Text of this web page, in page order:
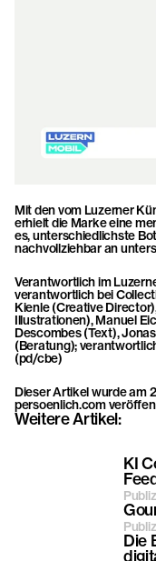
Mit den vom Luzerner
erhielt die Marke eine
es, unterschiedlichste
nachvollziehbar an
Verantwortlich im
verantwortlich bei
Kienle (Creative
Illustrationen), Manuel
Descombes (Text),
(Beratung);
(pd/cbe)
Dieser Artikel wurde am
persoenlich.com
Weitere Artikel:
KI
Feed
Die